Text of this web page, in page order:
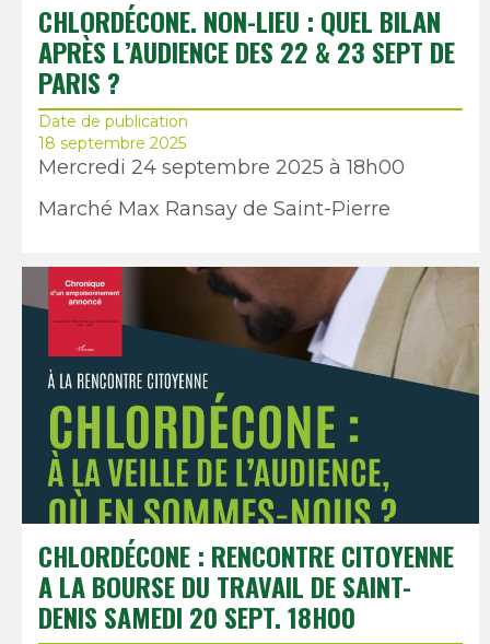
CHLORDÉCONE. NON-LIEU : QUEL BILAN
APRÈS L’AUDIENCE DES 22 & 23 SEPT DE
PARIS ?
Date de publication
18 septembre 2025
Mercredi 24 septembre 2025 à 18h00
Marché Max Ransay de Saint-Pierre
CHLORDÉCONE : RENCONTRE CITOYENNE
A LA BOURSE DU TRAVAIL DE SAINT-
DENIS SAMEDI 20 SEPT. 18H00